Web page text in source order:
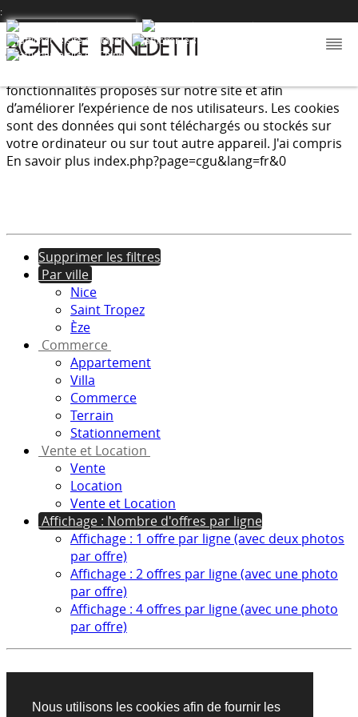
Nous utilisons les cookies afin de fournir les
fonctionnalités proposés sur notre site et afin
d’améliorer l’expérience de nos utilisateurs. Les cookies
sont des données qui sont téléchargés ou stockés sur
votre ordinateur ou sur tout autre appareil. J'ai compris
En savoir plus index.php?page=cgu&lang=fr&0
:
Supprimer les filtres
Par ville
Nice
Saint Tropez
Èze
Commerce
Appartement
Villa
Commerce
Terrain
Stationnement
Vente et Location
Vente
Location
Vente et Location
Affichage : Nombre d'offres par ligne
Affichage : 1 offre par ligne (avec deux photos
par offre)
Affichage : 2 offres par ligne (avec une photo
par offre)
Affichage : 4 offres par ligne (avec une photo
par offre)